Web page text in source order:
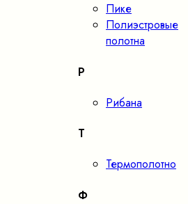
Пике
Полиэстровые
полотна
Р
Рибана
Т
Термополотно
Ф